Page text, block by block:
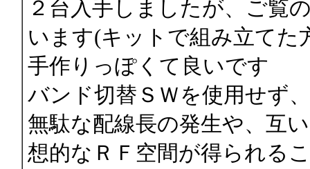
２台入手しましたが、ご覧
います(キットで組み立て
手作りっぽくて良いです
バンド切替ＳＷを使用せず
無駄な配線長の発生や、互
想的なＲＦ空間が得られる